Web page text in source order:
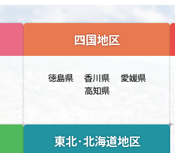
四国地区
徳島県 香川県
愛媛県
高知県
東北･北海道地区